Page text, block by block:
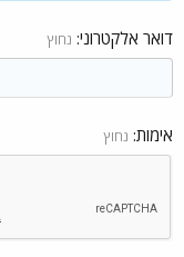
דואר אלקטרוני נחוץ
אימות נחוץ